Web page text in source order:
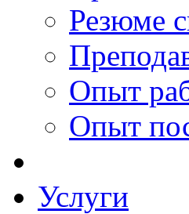
Резюме
Опыт
Опыт
Услуги